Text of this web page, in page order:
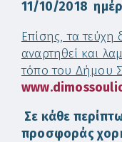
11/10/2018
Επίσης, τα
αναρτηθεί και
τόπο του Δήμου
Σε κάθε
προσφοράς